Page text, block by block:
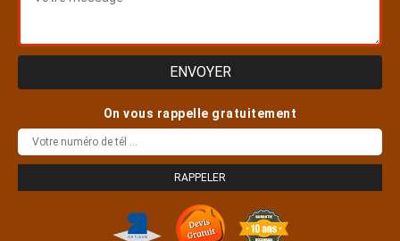
On vous rappelle gratuitement